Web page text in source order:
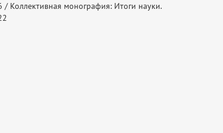
Коллективная монография: Итоги науки.